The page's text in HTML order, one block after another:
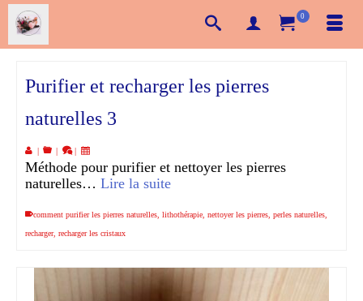
0
Purifier et recharger les pierres
naturelles 3
| | |
Méthode pour purifier et nettoyer les pierres
naturelles… Lire la suite
comment purifier les pierres naturelles lithothérapie nettoyer les pierres perles naturelles
recharger, recharger les cristaux